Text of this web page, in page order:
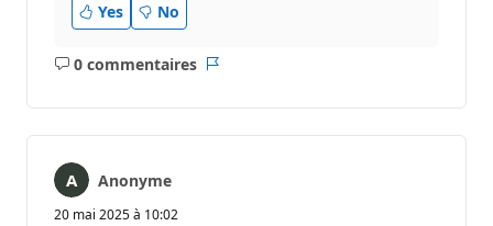
Yes
No
0 commentaires
Aucun
Anonyme
20 mai 2025 à 10:02